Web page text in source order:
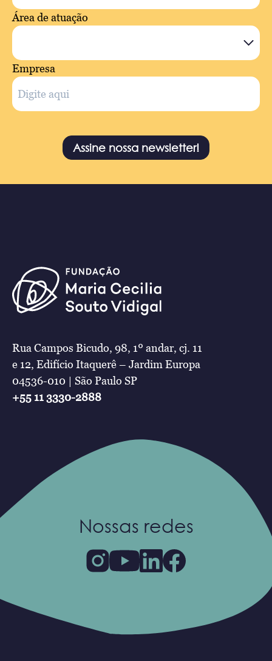
Área de atuação
Empresa
Assine nossa newsletter!
Rua Campos Bicudo, 98, 1º andar, cj. 11
e 12, Edifício Itaquerê – Jardim Europa
04536-010 | São Paulo SP
+55 11 3330-2888
Nossas redes